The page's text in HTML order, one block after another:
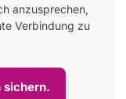
anzusprechen,
Verbindung zu
sichern.